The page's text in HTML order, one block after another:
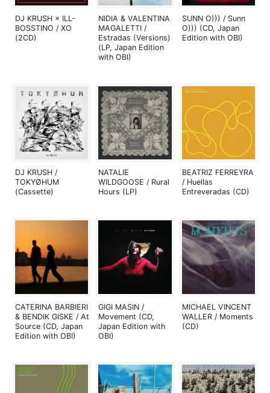
DJ KRUSH × ILL-
BOSSTINO / XO
(2CD)
NIDIA & VALENTINA
MAGALETTI /
Estradas (Versions)
(LP, Japan Edition
with OBI)
SUNN O))) / Sunn
O))) (CD, Japan
Edition with OBI)
DJ KRUSH /
TOKYØHUM
(Cassette)
NATALIE
WILDGOOSE / Rural
Hours (LP)
BEATRIZ FERREYRA
/ Huellas
Entreveradas (CD)
CATERINA BARBIERI
& BENDIK GISKE / At
Source (CD, Japan
Edition with OBI)
GIGI MASIN /
Movement (CD,
Japan Edition with
OBI)
MICHAEL VINCENT
WALLER / Moments
(CD)